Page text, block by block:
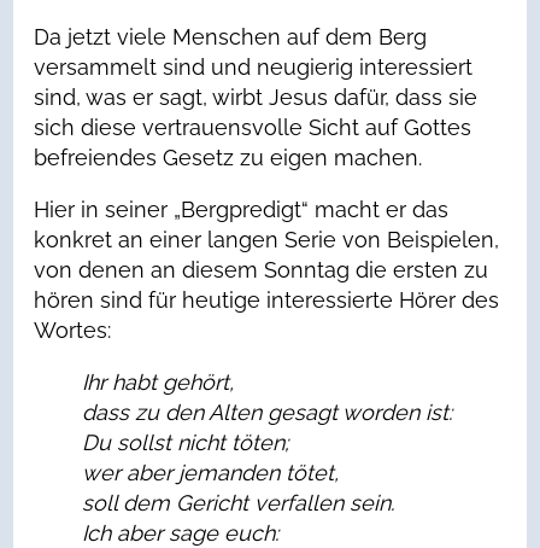
Da jetzt viele Menschen auf dem Berg
versammelt sind und neugierig interessiert
sind, was er sagt, wirbt Jesus dafür, dass sie
sich diese vertrauensvolle Sicht auf Gottes
befreiendes Gesetz zu eigen machen.
Hier in seiner „Bergpredigt“ macht er das
konkret an einer langen Serie von Beispielen,
von denen an diesem Sonntag die ersten zu
hören sind für heutige interessierte Hörer des
Wortes:
Ihr habt gehört,
dass zu den Alten gesagt worden ist:
Du sollst nicht töten;
wer aber jemanden tötet,
soll dem Gericht verfallen sein.
Ich aber sage euch: